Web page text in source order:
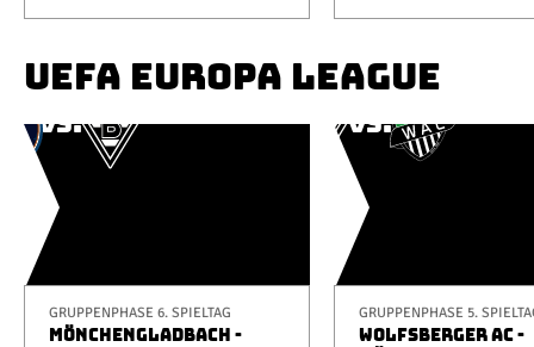
UEFA EUROPA LEAGUE
GRUPPENPHASE 6. SPIELTAG
MÖNCHENGLADBACH -
GRUPPENPHASE 5.
WOLFSBERGER AC -